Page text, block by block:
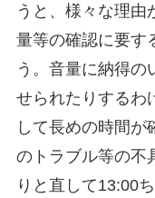
うと、様々な理由
量等の確認に要す
う。音量に納得の
せられたりするわ
して長めの時間
のトラブル等の不
りと直して13:00